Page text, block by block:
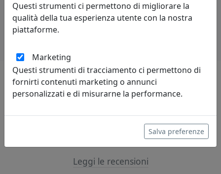
Potrebbero interessarti
Lascia una recensione
Leggi le recensioni
Questi strumenti ci permettono di migliorare la
qualità della tua esperienza utente con la nostra
piattaforme.
Marketing
Questi strumenti di tracciamento ci permettono di
fornirti contenuti marketing o annunci
personalizzati e di misurarne la performance.
Salva preferenze